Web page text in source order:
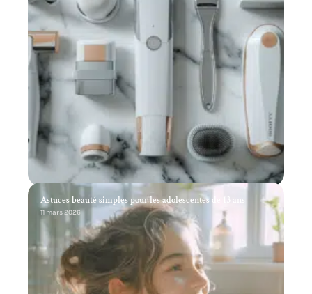
Astuces beauté simples pour les adolescentes de 13 ans
11 mars 2026